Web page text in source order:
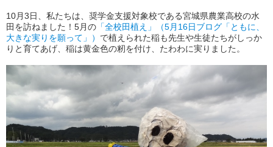
10月3日、私たちは、奨学金支援対象校である宮城県農業高校の水
田を訪ねました！5月の 「全校田植え」（5月16日ブログ「ともに、
大きな実りを願って」） で植えられた稲も先生や生徒たちがしっか
りと育てあげ、稲は黄金色の籾を付け、たわわに実りました。